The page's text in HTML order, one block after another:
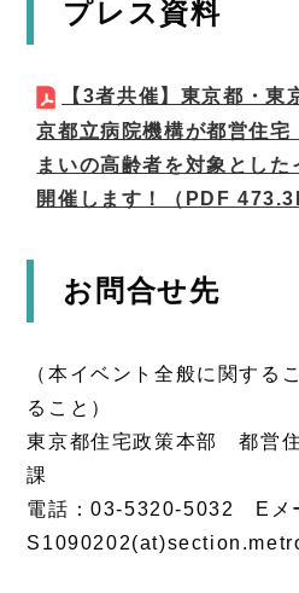
プレス資料
【3者共催】東京都・東
京都立病院機構が都営住
まいの高齢者を対象とし
開催します！
（PDF
お問合せ先
（本イベント全般に関する
ること）
東京都住宅政策本部 都営
課
電話：03-5320-5032 Eメ